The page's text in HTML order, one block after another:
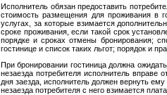
Исполнитель обязан предоставить
стоимость размещения для проживания в
услугах, за которые взимается
сроке проживания, если такой срок
порядке и сроках отмены бронирования;
гостинице и список таких льгот; порядок и
При бронировании гостиница должна
незаезда потребителя исполнитель вправе
дня заезда, исполнитель должен вернуть
незаезда потребителя с него взимается